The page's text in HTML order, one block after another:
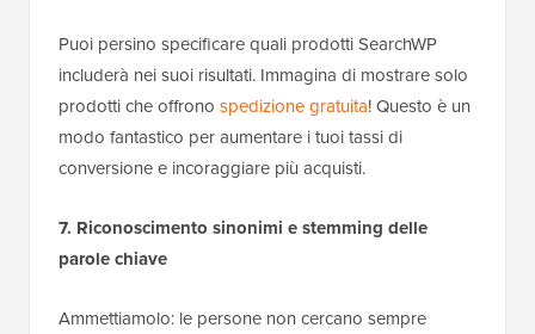
Puoi persino specificare quali prodotti SearchWP
includerà nei suoi risultati. Immagina di mostrare solo
prodotti che offrono spedizione gratuita! Questo è un
modo fantastico per aumentare i tuoi tassi di
conversione e incoraggiare più acquisti.
7. Riconoscimento sinonimi e stemming delle
parole chiave
Ammettiamolo: le persone non cercano sempre